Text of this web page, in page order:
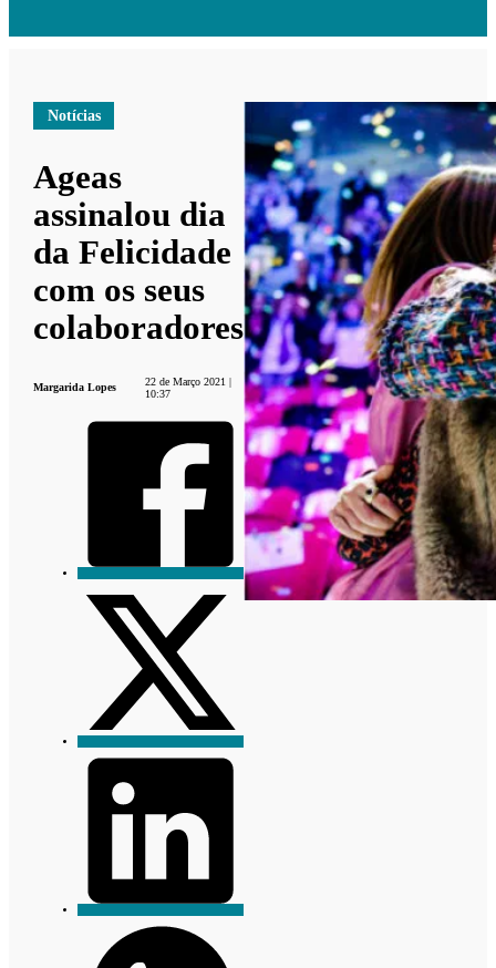
Notícias
Ageas
assinalou dia
da Felicidade
com os seus
colaboradores
Margarida Lopes
22 de Março 2021 |
10:37